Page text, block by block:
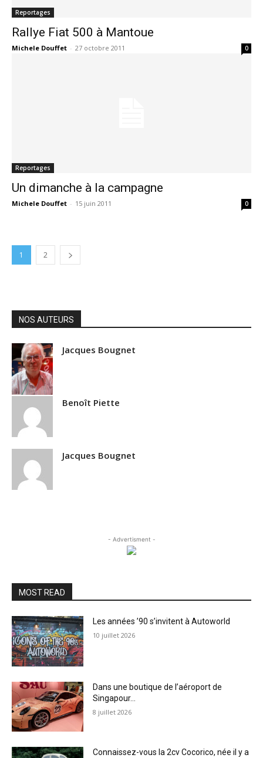
Reportages
Rallye Fiat 500 à Mantoue
Michele Douffet - 27 octobre 2011 0
Reportages
Un dimanche à la campagne
Michele Douffet - 15 juin 2011 0
1 2
NOS AUTEURS
Jacques Bougnet
Benoît Piette
Jacques Bougnet
- Advertisment -
MOST READ
Les années ’90 s’invitent à Autoworld
10 juillet 2026
Dans une boutique de l’aéroport de
Singapour…
8 juillet 2026
Connaissez-vous la 2cv Cocorico, née il y a